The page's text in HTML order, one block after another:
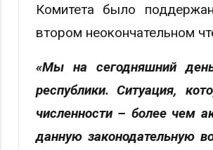
Комитета было
втором неокончательном
«Мы на сегодняшний
республики. Ситуация,
численности – более чем
данную законодательную